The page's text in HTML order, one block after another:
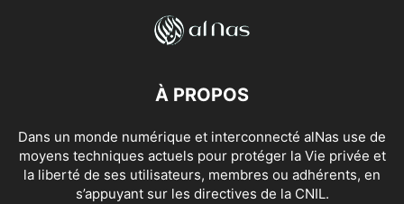
À PROPOS
Dans un monde numérique et interconnecté alNas use de
moyens techniques actuels pour protéger la Vie privée et
la liberté de ses utilisateurs, membres ou adhérents, en
s’appuyant sur les directives de la CNIL.